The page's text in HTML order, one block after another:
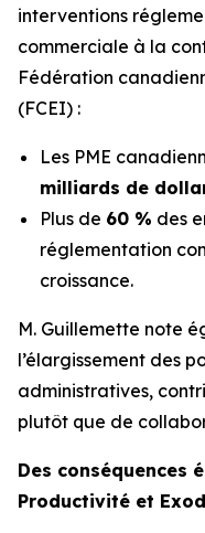
interventions
commerciale à la
Fédération
(FCEI) :
Les PME
milliards de
Plus de 60 % des
réglementation
croissance.
M. Guillemette note
l’élargissement des
administratives,
plutôt que de
Des conséquences
Productivité et